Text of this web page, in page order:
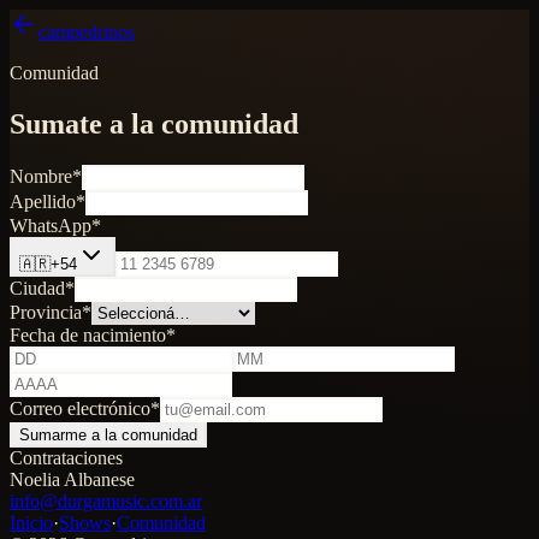
campedrinos
Comunidad
Sumate a la comunidad
Nombre*
Apellido*
WhatsApp*
🇦🇷+54
Ciudad*
Provincia*
Fecha de nacimiento*
Correo electrónico*
Sumarme a la comunidad
Contrataciones
Noelia Albanese
info@durgamusic.com.ar
Inicio·Shows·Comunidad